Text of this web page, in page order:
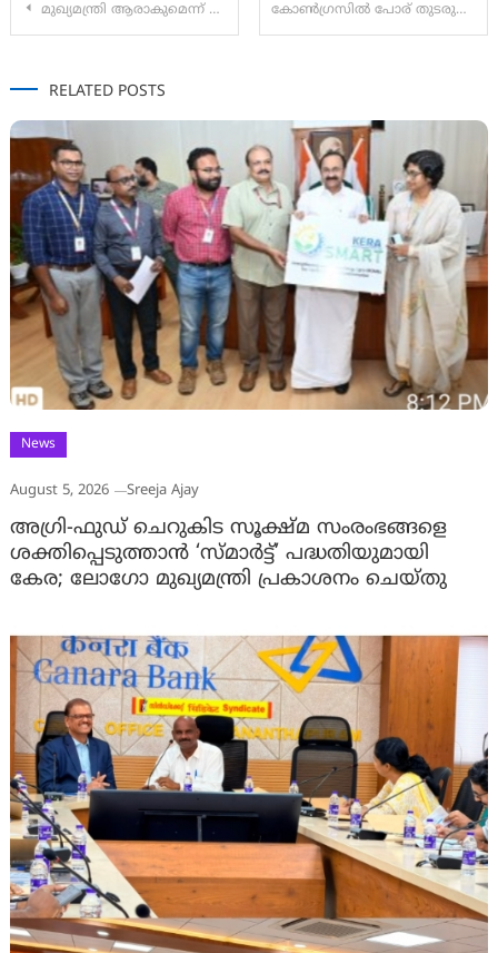
മുഖ്യമന്ത്രി ആരാകുമെന്ന് പാർട്ടി തീരുമാനിക്കട്ടെ : വി ഡി സതീശൻ കോൺഗ്രസിൽ പോര് തുടരുന്നു.
RELATED POSTS
News
August 5, 2026 Sreeja Ajay
അഗ്രി-ഫുഡ് ചെറുകിട സൂക്ഷ്മ സംരംഭങ്ങളെ
ശക്തിപ്പെടുത്താന്‍ ‘സ്മാര്‍ട്ട്’ പദ്ധതിയുമായി
കേര; ലോഗോ മുഖ്യമന്ത്രി പ്രകാശനം ചെയ്തു